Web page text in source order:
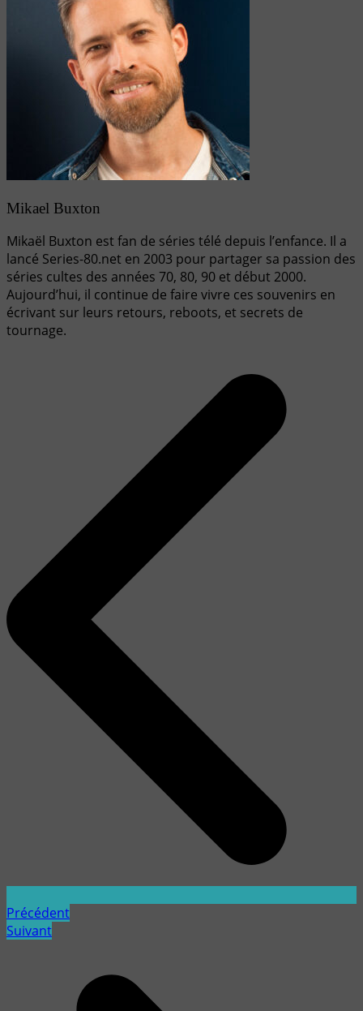
Mikael Buxton
Mikaël Buxton est fan de séries télé depuis l’enfance. Il a
lancé Series-80.net en 2003 pour partager sa passion des
séries cultes des années 70, 80, 90 et début 2000.
Aujourd’hui, il continue de faire vivre ces souvenirs en
écrivant sur leurs retours, reboots, et secrets de
tournage.
Précédent
Suivant